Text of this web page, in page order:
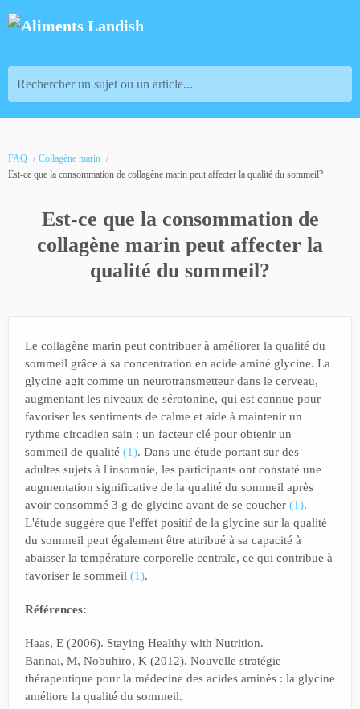
Rechercher un sujet ou un article...
FAQ
Collagène marin
Est-ce que la consommation de collagène marin peut affecter la qualité du sommeil?
Est-ce que la consommation de
collagène marin peut affecter la
qualité du sommeil?
Le collagène marin peut contribuer à améliorer la qualité du
sommeil grâce à sa concentration en acide aminé glycine. La
glycine agit comme un neurotransmetteur dans le cerveau,
augmentant les niveaux de sérotonine, qui est connue pour
favoriser les sentiments de calme et aide à maintenir un
rythme circadien sain : un facteur clé pour obtenir un
sommeil de qualité (1). Dans une étude portant sur des
adultes sujets à l'insomnie, les participants ont constaté une
augmentation significative de la qualité du sommeil après
avoir consommé 3 g de glycine avant de se coucher (1).
L'étude suggère que l'effet positif de la glycine sur la qualité
du sommeil peut également être attribué à sa capacité à
abaisser la température corporelle centrale, ce qui contribue à
favoriser le sommeil (1).
Références:
Haas, E (2006). Staying Healthy with Nutrition.
Bannai, M, Nobuhiro, K (2012). Nouvelle stratégie
thérapeutique pour la médecine des acides aminés : la glycine
améliore la qualité du sommeil.